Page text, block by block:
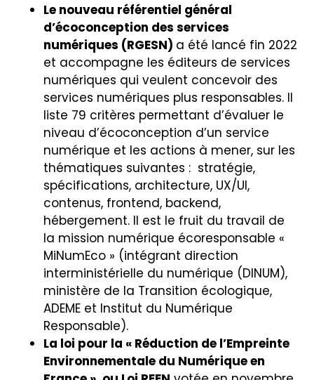
Le nouveau référentiel général
d’écoconception des services
numériques (RGESN) a été lancé fin 2022
et accompagne les éditeurs de services
numériques qui veulent concevoir des
services numériques plus responsables. Il
liste 79 critères permettant d’évaluer le
niveau d’écoconception d’un service
numérique et les actions à mener, sur les
thématiques suivantes : stratégie,
spécifications, architecture, UX/UI,
contenus, frontend, backend,
hébergement. Il est le fruit du travail de
la mission numérique écoresponsable «
MiNumEco » (intégrant direction
interministérielle du numérique (DINUM),
ministère de la Transition écologique,
ADEME et Institut du Numérique
Responsable).
La loi pour la « Réduction de l’Empreinte
Environnementale du Numérique en